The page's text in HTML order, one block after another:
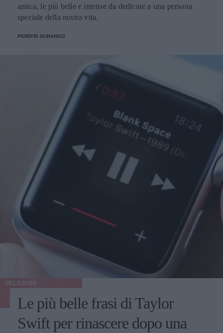
amica, le più belle e intense da dedicare a una persona
speciale della nostra vita.
PERDITA DURANGO
RELAZIONI
Le più belle frasi di Taylor
Swift per rinascere dopo una